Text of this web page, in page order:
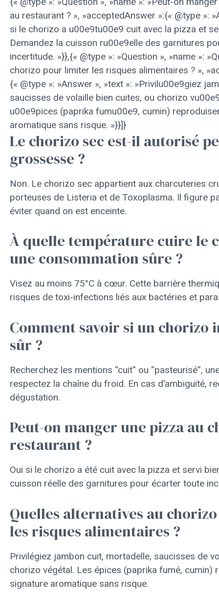
au restaurant ? », »acceptedAnswer »:{« @type »:
si le chorizo a u00e9tu00e9 cuit avec la pizza et
Demandez la cuisson ru00e9elle des garnitures
incertitude. »}},{« @type »: »Question », »name »:
chorizo pour limiter les risques alimentaires ? »,
{« @type »: »Answer », »text »: »Privilu00e9giez
saucisses de volaille bien cuites, ou chorizo
u00e9pices (paprika fumu00e9, cumin)
aromatique sans risque. »}}]}
Le chorizo sec est-il autorisé
grossesse ?
Non. Le chorizo sec appartient aux charcuteries
porteuses de Listeria et de Toxoplasma. Il figure
éviter quand on est enceinte.
À quelle température cuire le
une consommation sûre ?
Visez au moins 75°C à cœur. Cette barrière
risques de toxi-infections liés aux bactéries et
Comment savoir si un chorizo
sûr ?
Recherchez les mentions “cuit” ou “pasteurisé”,
respectez la chaîne du froid. En cas d’ambiguïté,
dégustation.
Peut-on manger une pizza au
restaurant ?
Oui si le chorizo a été cuit avec la pizza et servi
cuisson réelle des garnitures pour écarter toute
Quelles alternatives au
les risques alimentaires ?
Privilégiez jambon cuit, mortadelle, saucisses de
chorizo végétal. Les épices (paprika fumé, cumin)
signature aromatique sans risque.